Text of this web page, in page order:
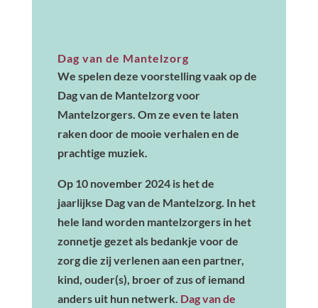
Dag van de Mantelzorg
We spelen deze voorstelling vaak op de
Dag van de Mantelzorg voor
Mantelzorgers. Om ze even te laten
raken door de mooie verhalen en de
prachtige muziek.
Op 10 november 2024is het de
jaarlijkse Dag van de Mantelzorg. In het
hele land worden mantelzorgers in het
zonnetje gezet als bedankje voor de
zorg die zij verlenen aan een partner,
kind, ouder(s), broer of zus of iemand
anders uit hun netwerk. Dag van de